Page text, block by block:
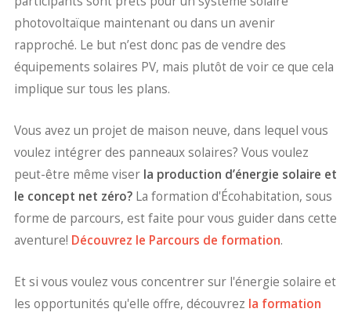
photovoltaïque maintenant ou dans un avenir
rapproché. Le but n’est donc pas de vendre des
équipements solaires PV, mais plutôt de voir ce que cela
implique sur tous les plans.
Vous avez un projet de maison neuve, dans lequel vous
voulez intégrer des panneaux solaires? Vous voulez
peut-être même viser la production d’énergie solaire et
le concept net zéro? La formation d'Écohabitation, sous
forme de parcours, est faite pour vous guider dans cette
aventure! Découvrez le Parcours de formation.
Et si vous voulez vous concentrer sur l'énergie solaire et
les opportunités qu'elle offre, découvrez la formation